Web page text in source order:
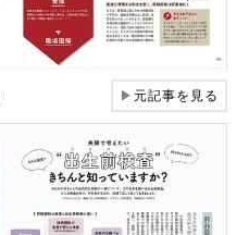
▶元記事を見る